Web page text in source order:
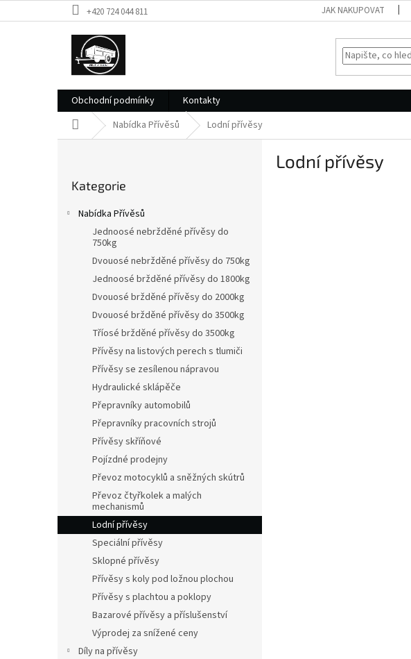
na
+420 724 044 811 JAK NAKUPOVAT
Obchodní podmínky
Kontakty
Domů Nabídka Přívěsů Lodní přívěsy
kategorie
Kategorie
Nabídka Přívěsů
Jednoosé nebržděné přívěsy do
750kg
Dvouosé nebržděné přívěsy do 750kg
Jednoosé bržděné přívěsy do 1800kg
Dvouosé bržděné přívěsy do 2000kg
Dvouosé bržděné přívěsy do 3500kg
Tříosé bržděné přívěsy do 3500kg
Přívěsy na listových perech s tlumiči
Přívěsy se zesílenou nápravou
Hydraulické sklápěče
Přepravníky automobilů
Přepravníky pracovních strojů
Přívěsy skříňové
Pojízdné prodejny
Převoz motocyklů a sněžných skútrů
Převoz čtyřkolek a malých
mechanismů
Lodní přívěsy
Speciální přívěsy
Sklopné přívěsy
Přívěsy s koly pod ložnou plochou
Přívěsy s plachtou a poklopy
Bazarové přívěsy a příslušenství
Výprodej za snížené ceny
Díly na přívěsy
Lodní přívěsy